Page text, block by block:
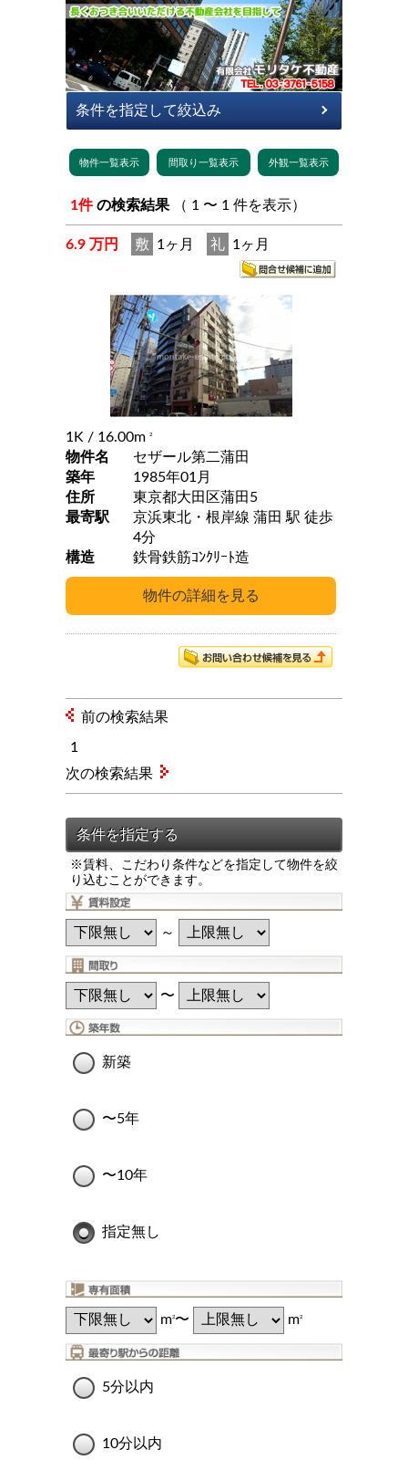
1件 の検索結果 （ 1 〜 1 件を表示）
6.9 万円 敷 1ヶ月 礼 1ヶ月
1K / 16.00m 2
物件名
セザール第二蒲田
築年
1985年01月
住所
東京都大田区蒲田5
最寄駅
京浜東北・根岸線 蒲田 駅 徒歩
4分
構造
鉄骨鉄筋ｺﾝｸﾘｰﾄ造
前の検索結果
1
※賃料、こだわり条件などを指定して物件を絞
り込むことができます。
～
〜
新築
〜5年
〜10年
指定無し
m2〜 m2
5分以内
10分以内